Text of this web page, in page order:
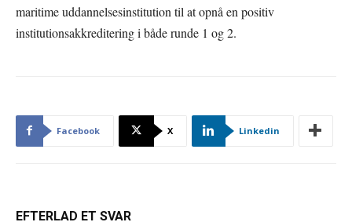
maritime uddannelsesinstitution til at opnå en positiv
institutionsakkreditering i både runde 1 og 2.
Facebook X Linkedin
EFTERLAD ET SVAR